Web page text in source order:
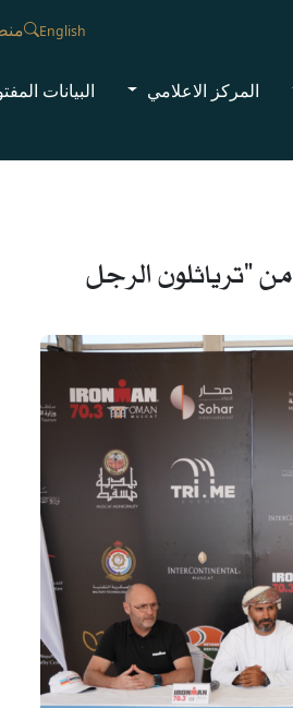
English
المركز الاعلامي البيانات
المؤتمر الصحفي الرسمي لعرض وتقديم نسخة 2023 من "ترياثلون الرجل